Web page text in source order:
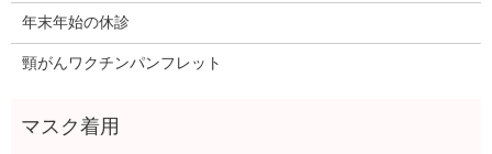
年末年始の休診
頸がんワクチンパンフレット